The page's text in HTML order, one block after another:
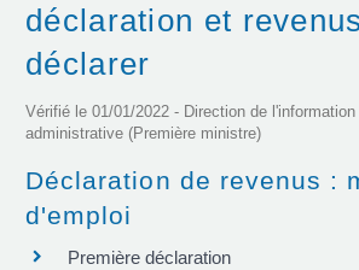
déclaration et
déclarer
Vérifié le 01/01/2022 - Direction de
administrative (Première ministre)
Déclaration de revenus :
d'emploi
Première déclaration